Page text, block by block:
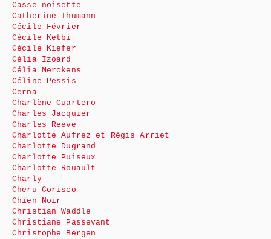
Casse-noisette
Catherine Thumann
Cécile Février
Cécile Ketbi
Cécile Kiefer
Célia Izoard
Célia Merckens
Céline Pessis
Cerna
Charlène Cuartero
Charles Jacquier
Charles Reeve
Charlotte Aufrez et Régis Arriet
Charlotte Dugrand
Charlotte Puiseux
Charlotte Rouault
Charly
Cheru Corisco
Chien Noir
Christian Waddle
Christiane Passevant
Christophe Bergen